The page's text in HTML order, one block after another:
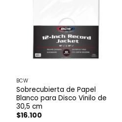
BCW
Sobrecubierta de Papel
Blanco para Disco Vinilo de
30,5 cm
$16.100